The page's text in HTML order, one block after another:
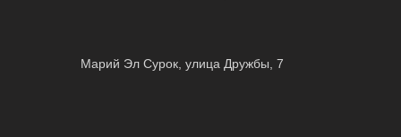
Марий Эл Сурок, улица Дружбы, 7